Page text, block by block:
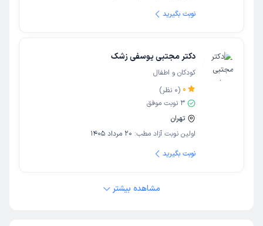
نوبت بگیرید
دکتر مجتبی یوسفی زشک
کودکان و اطفال
0
(
0 نظر)
3 نوبت موفق
تهران
اولین نوبت آزاد مطب: 20 مرداد 1405
نوبت بگیرید
مشاهده بیشتر